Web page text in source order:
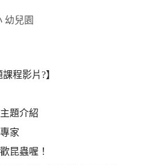
幼兒園
程影片?】
題介紹
家
昆蟲喔！